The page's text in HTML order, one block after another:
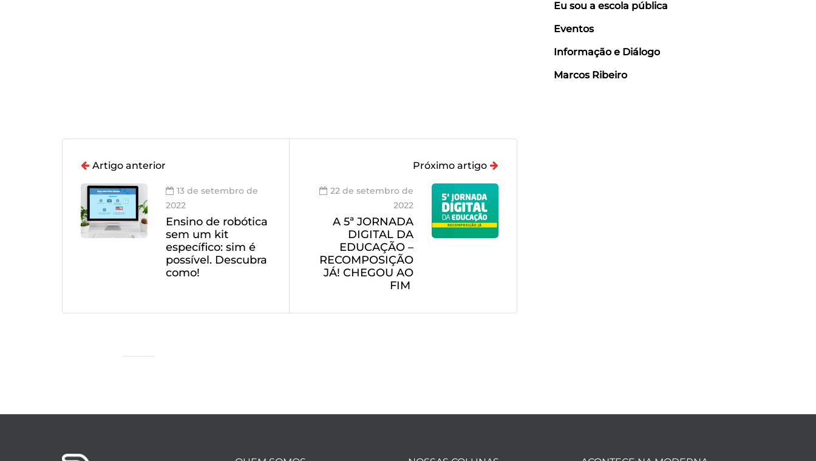
Eu sou a escola pública
Eventos
Informação e Diálogo
Marcos Ribeiro
Artigo anterior
13 de setembro de
2022
Ensino de robótica
sem um kit
específico: sim é
possível. Descubra
como!
Próximo artigo
22 de setembro de
2022
A 5ª JORNADA
DIGITAL DA
EDUCAÇÃO –
RECOMPOSIÇÃO
JÁ! CHEGOU AO
FIM